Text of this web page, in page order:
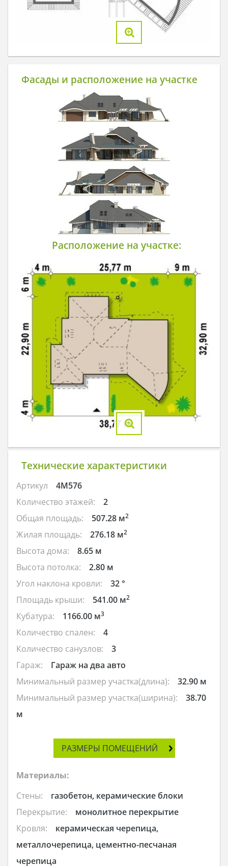
Фасады и расположение на участке
Расположение на участке:
Технические характеристики
Артикул
4M576
Количество этажей:
2
Общая площадь:
507.28 м2
Жилая площадь: 276.18 м2
Высота дома:
8.65 м
Высота потолка:
2.80 м
Угол наклона кровли:
32 °
Площадь крыши:
541.00 м2
Кубатура: 1166.00 м3
Количество спален:
4
Количество санузлов:
3
Гараж:
Гараж на два авто
Минимальный размер участка(длина):
32.90 м
Минимальный размер участка(ширина):
38.70
м
РАЗМЕРЫ ПОМЕЩЕНИЙ
Материалы:
Стены:
газобетон, керамические блоки
Перекрытие:
монолитное перекрытие
Кровля:
керамическая черепица,
металлочерепица, цементно-песчаная
черепица